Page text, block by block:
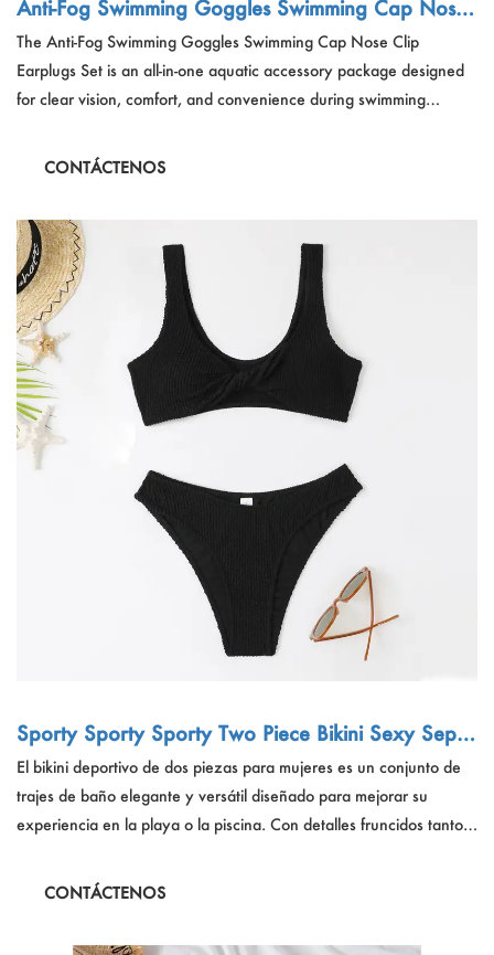
Anti-Fog Swimming Goggles Swimming Cap Nose
Clip Earplugs Set
The Anti-Fog Swimming Goggles Swimming Cap Nose Clip
Earplugs Set is an all-in-one aquatic accessory package designed
for clear vision, comfort, and convenience during swimming
nose clip and earplugs, this set enhances the swimming
CONTÁCTENOS
Sporty Sporty Sporty Two Piece Bikini Sexy Separ
able Swimsuit Set
El bikini deportivo de dos piezas para mujeres es un conjunto de
trajes de baño elegante y versátil diseñado para mejorar su
experiencia en la playa o la piscina. Con detalles fruncidos tanto
para opciones de mezcla y combinación, y un detalle de banda
CONTÁCTENOS